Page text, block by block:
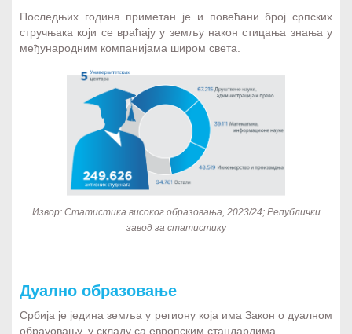
Последњих година приметан је и повећани број српских
стручњака који се враћају у земљу након стицања знања у
међународним компанијама широм света.
Извор: Статистика високог образовања, 2023/24; Републички
завод за статистику
Дуално образовање
Србија је једина земља у региону која има Закон о дуалном
обраyовању, у складу са европским стандардима.